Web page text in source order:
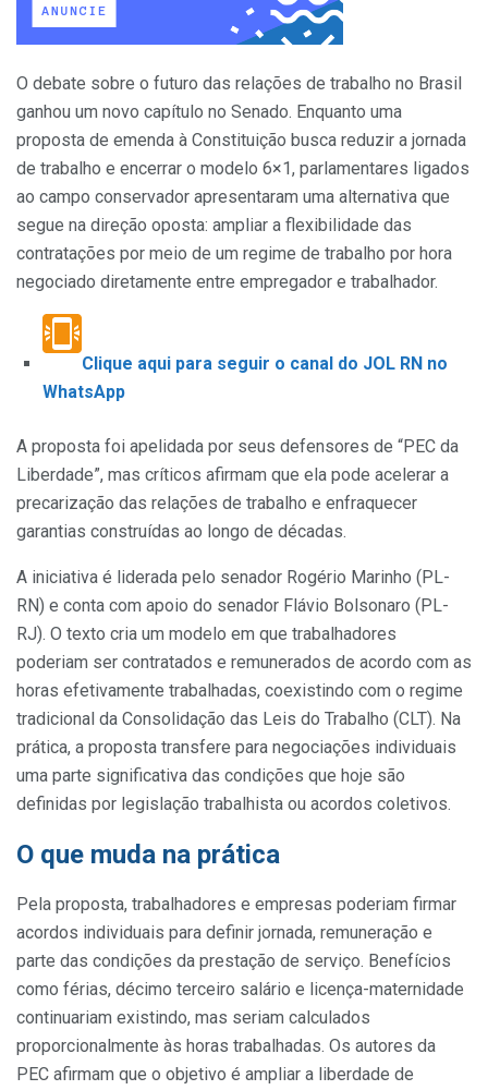
O debate sobre o futuro das relações de trabalho no Brasil
ganhou um novo capítulo no Senado. Enquanto uma
proposta de emenda à Constituição busca reduzir a jornada
de trabalho e encerrar o modelo 6×1, parlamentares ligados
ao campo conservador apresentaram uma alternativa que
segue na direção oposta: ampliar a flexibilidade das
contratações por meio de um regime de trabalho por hora
negociado diretamente entre empregador e trabalhador.
Clique aqui para seguir o canal do JOL RN no
WhatsApp
A proposta foi apelidada por seus defensores de “PEC da
Liberdade”, mas críticos afirmam que ela pode acelerar a
precarização das relações de trabalho e enfraquecer
garantias construídas ao longo de décadas.
A iniciativa é liderada pelo senador Rogério Marinho (PL-
RN) e conta com apoio do senador Flávio Bolsonaro (PL-
RJ). O texto cria um modelo em que trabalhadores
poderiam ser contratados e remunerados de acordo com as
horas efetivamente trabalhadas, coexistindo com o regime
tradicional da Consolidação das Leis do Trabalho (CLT). Na
prática, a proposta transfere para negociações individuais
uma parte significativa das condições que hoje são
definidas por legislação trabalhista ou acordos coletivos.
O que muda na prática
Pela proposta, trabalhadores e empresas poderiam firmar
acordos individuais para definir jornada, remuneração e
parte das condições da prestação de serviço. Benefícios
como férias, décimo terceiro salário e licença-maternidade
continuariam existindo, mas seriam calculados
proporcionalmente às horas trabalhadas. Os autores da
PEC afirmam que o objetivo é ampliar a liberdade de